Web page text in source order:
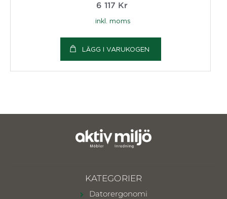
6 117 Kr
inkl. moms
LÄGG I VARUKOGEN
KATEGORIER
Datorergonomi